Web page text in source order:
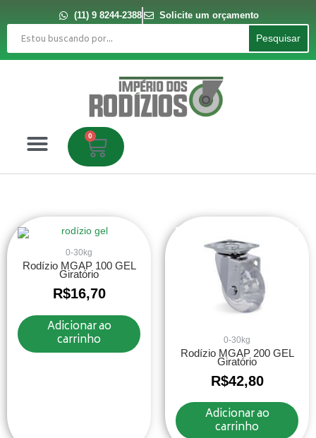
conteúdo
(11) 9 8244-2388
Solicite um orçamento
Pesquisar
Pesquisar
0
Carrinho
0-30kg
Rodízio MGAP 100 GEL
Giratório
R$16,70
Adicionar ao
carrinho 0-30kg
Rodízio MGAP 200 GEL
Giratório
R$42,80
Adicionar ao
carrinho